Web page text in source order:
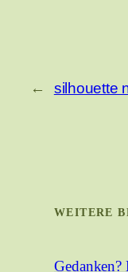
← silhouette
WEITERE
Gedanken?